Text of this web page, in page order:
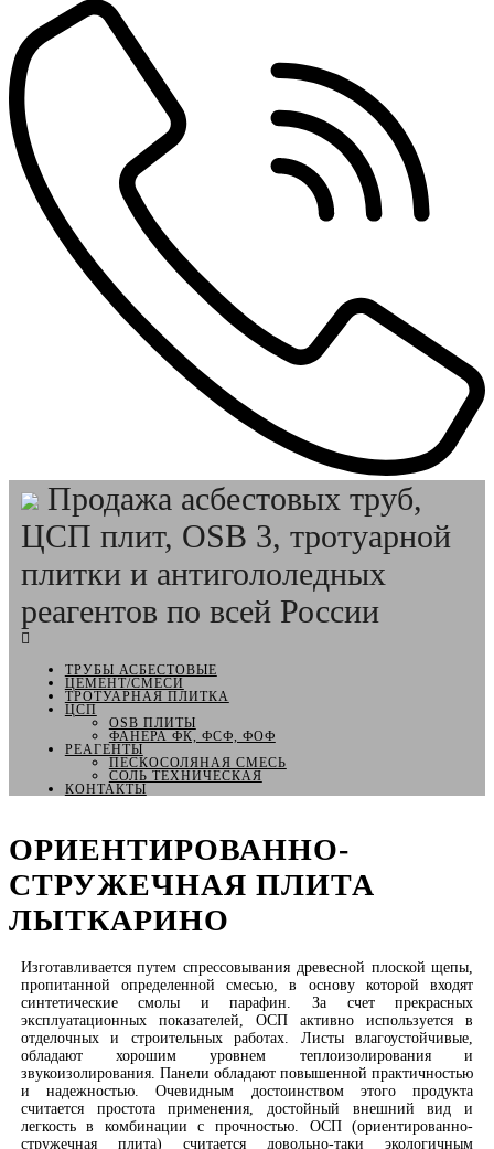
Продажа асбестовых труб,
ЦСП плит, OSB 3, тротуарной
плитки и антигололедных
реагентов по всей России
ТРУБЫ АСБЕСТОВЫЕ
ЦЕМЕНТ/СМЕСИ
ТРОТУАРНАЯ ПЛИТКА
ЦСП
OSB ПЛИТЫ
ФАНЕРА ФК, ФСФ, ФОФ
РЕАГЕНТЫ
ПЕСКОСОЛЯНАЯ СМЕСЬ
СОЛЬ ТЕХНИЧЕСКАЯ
КОНТАКТЫ
ОРИЕНТИРОВАННО-
СТРУЖЕЧНАЯ ПЛИТА
ЛЫТКАРИНО
Изготавливается путем спрессовывания древесной плоской щепы,
пропитанной определенной смесью, в основу которой входят
синтетические смолы и парафин. За счет прекрасных
эксплуатационных показателей, ОСП активно используется в
отделочных и строительных работах. Листы влагоустойчивые,
обладают хорошим уровнем теплоизолирования и
звукоизолирования. Панели обладают повышенной практичностью
и надежностью. Очевидным достоинством этого продукта
считается простота применения, достойный внешний вид и
легкость в комбинации с прочностью. ОСП (ориентированно-
стружечная плита) считается довольно-таки экологичным